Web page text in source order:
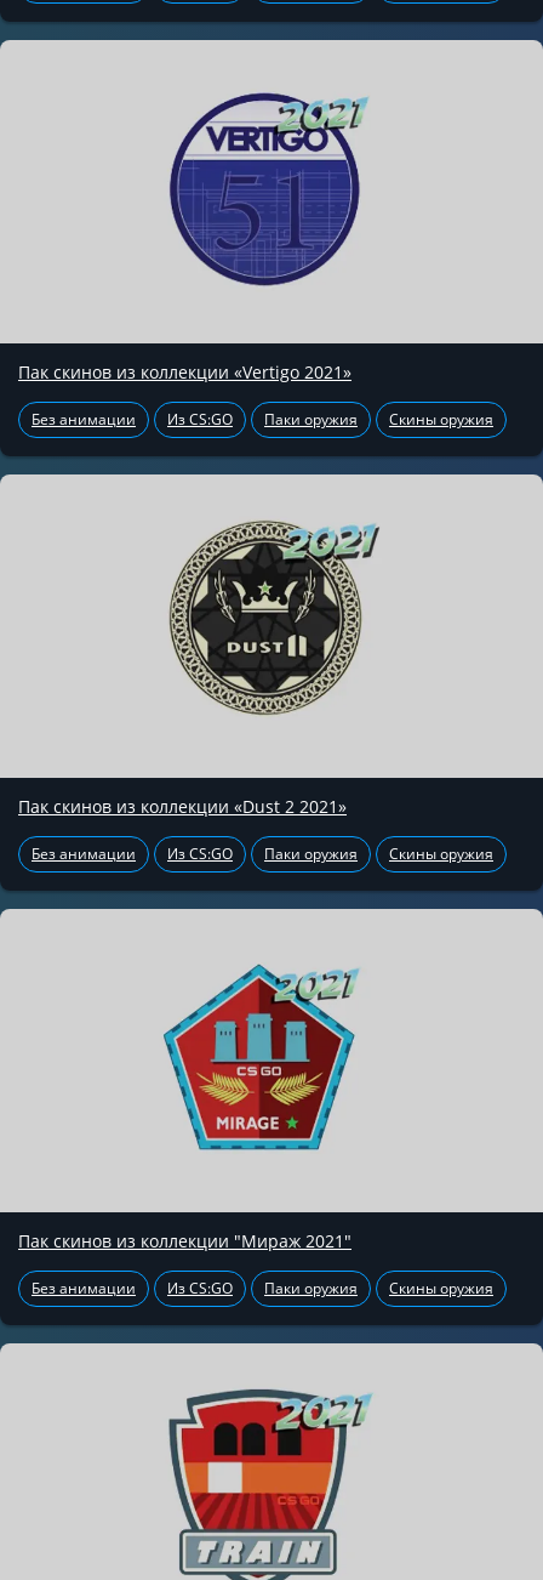
Пак скинов из коллекции «Vertigo 2021»
Без анимации Из CS:GO Паки оружия Скины оружия
Пак скинов из коллекции «Dust 2 2021»
Без анимации Из CS:GO Паки оружия Скины оружия
Пак скинов из коллекции "Мираж 2021"
Без анимации Из CS:GO Паки оружия Скины оружия